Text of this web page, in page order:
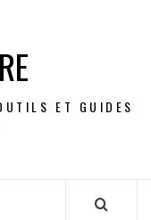
ET GUIDES